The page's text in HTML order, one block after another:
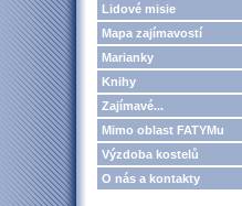
Lidové misie
Mapa zajímavostí
Marianky
Knihy
Zajímavé...
Mimo oblast FATYMu
Výzdoba kostelů
O nás a kontakty